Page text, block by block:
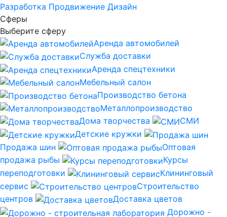
Разработка Продвижение Дизайн
Сферы
Выберите сферу
Аренда автомобилей
Служба доставки
Аренда спецтехники
Мебельный салон
Производство бетона
Металлопроизводство
Дома творчества
СМИ
Детские кружки
Продажа шин
Оптовая
продажа рыбы
Курсы
переподготовки
Клининговый
сервис
Строительство
центров
Доставка цветов
Дорожно -